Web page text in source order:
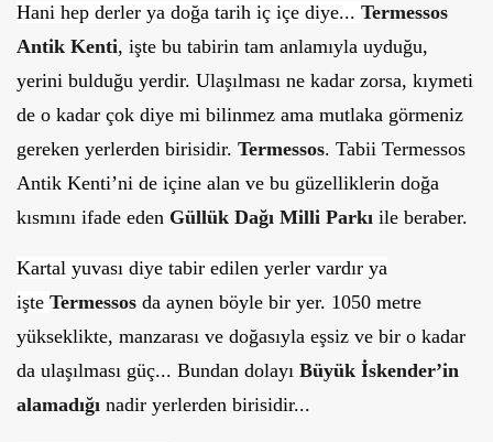
Hani hep derler ya doğa tarih iç içe diye... Termessos
Antik Kenti, işte bu tabirin tam anlamıyla uyduğu,
yerini bulduğu yerdir. Ulaşılması ne kadar zorsa, kıymeti
de o kadar çok diye mi bilinmez ama mutlaka görmeniz
gereken yerlerden birisidir. Termessos. Tabii Termessos
Antik Kenti’ni de içine alan ve bu güzelliklerin doğa
kısmını ifade eden Güllük Dağı Milli Parkı ile beraber.
Kartal yuvası diye tabir edilen yerler vardır ya
işte Termessos da aynen böyle bir yer. 1050 metre
yükseklikte, manzarası ve doğasıyla eşsiz ve bir o kadar
da ulaşılması güç... Bundan dolayı Büyük İskender’in
alamadığı nadir yerlerden birisidir...